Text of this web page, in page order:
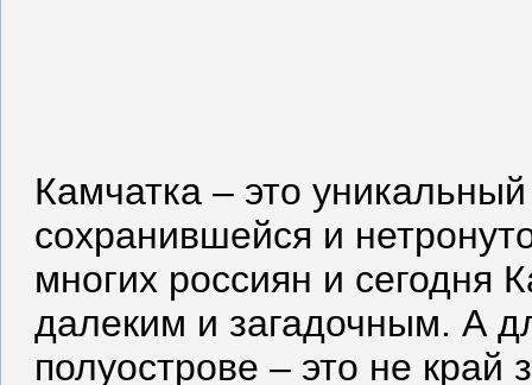
Камчатка – это
сохранившейся и
многих россиян и сегодня
далеким и загадочным. А
полуострове – это не